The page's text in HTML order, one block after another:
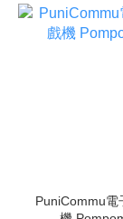
PuniCommu電